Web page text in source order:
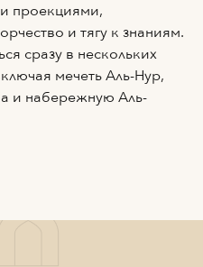
проекциями,
и тягу к знаниям.
сразу в нескольких
мечеть Аль-Нур,
и набережную Аль-